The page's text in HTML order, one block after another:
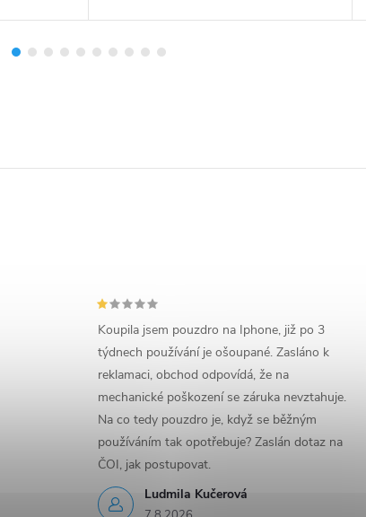
Ludmila Kučerová
Koupila jsem pouzdro na Iphone, již po 3
týdnech používání je ošoupané. Zasláno k
reklamaci, obchod odpovídá, že na
mechanické poškození se záruka nevztahuje.
Na co tedy pouzdro je, když se běžným
používáním tak opotřebuje? Zaslán dotaz na
ČOI, jak postupovat.